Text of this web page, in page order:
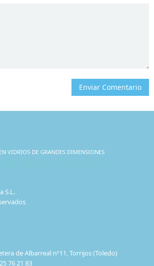
Enviar Comentario
VIDRIOS DE GRANDES DIMENSIONES
S.L.
de Albarreal nº11, Torrijos (Toledo)
76 21 83